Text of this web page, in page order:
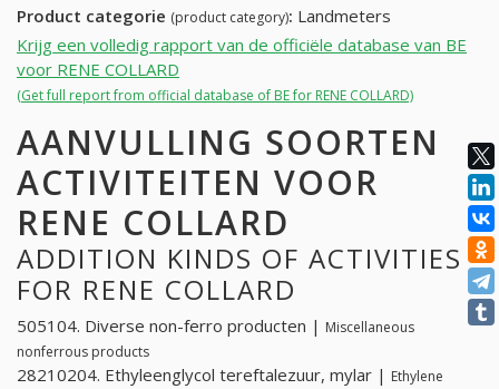
Product categorie (product category): Landmeters
Krijg een volledig rapport van de officiële database van BE
voor RENE COLLARD
(Get full report from official database of BE for RENE COLLARD)
AANVULLING SOORTEN
ACTIVITEITEN VOOR
RENE COLLARD
ADDITION KINDS OF ACTIVITIES
FOR RENE COLLARD
505104. Diverse non-ferro producten | Miscellaneous
nonferrous products
28210204. Ethyleenglycol tereftalezuur, mylar | Ethylene